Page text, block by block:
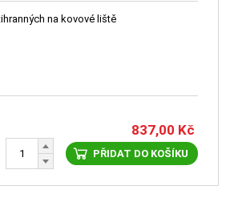
na kovové liště
837,00 Kč
PŘIDAT DO KOŠÍKU